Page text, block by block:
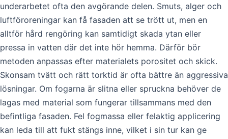
underarbetet ofta den avgörande delen. Smuts, alger och
luftföroreningar kan få fasaden att se trött ut, men en
alltför hård rengöring kan samtidigt skada ytan eller
pressa in vatten där det inte hör hemma. Därför bör
metoden anpassas efter materialets porositet och skick.
Skonsam tvätt och rätt torktid är ofta bättre än aggressiva
lösningar. Om fogarna är slitna eller spruckna behöver de
lagas med material som fungerar tillsammans med den
befintliga fasaden. Fel fogmassa eller felaktig applicering
kan leda till att fukt stängs inne, vilket i sin tur kan ge